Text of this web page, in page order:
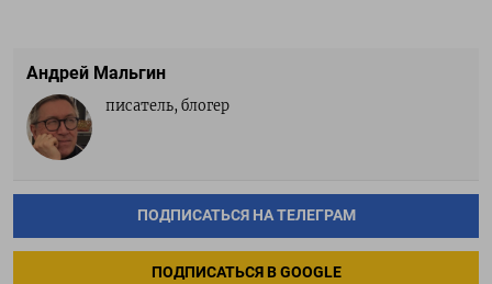
Андрей Мальгин
писатель, блогер
ПОДПИСАТЬСЯ НА ТЕЛЕГРАМ
ПОДПИСАТЬСЯ В GOOGLE